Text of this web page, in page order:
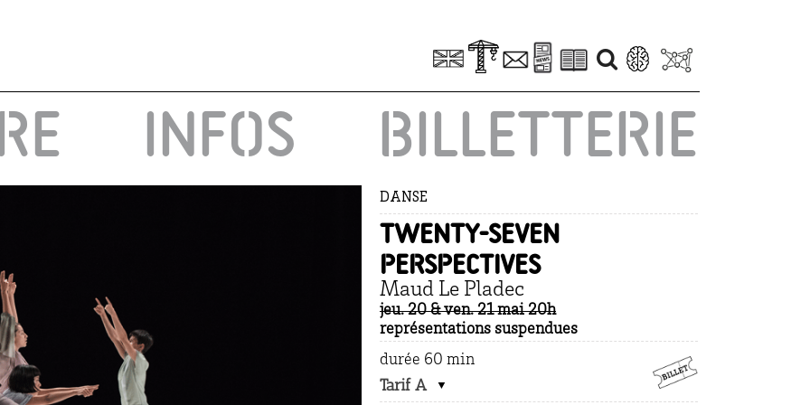
INFOS BILLETTERIE
DANSE
Twenty-seven
perspectives
Maud Le Pladec
jeu. 20 & ven. 21 mai20h
représentations suspendues
durée 60 min
Tarif A